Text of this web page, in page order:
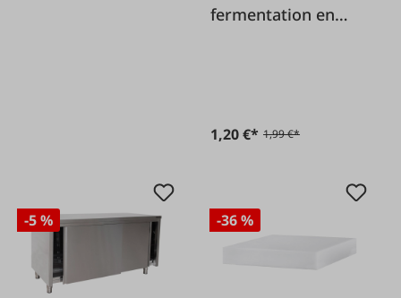
fermentation en
1,20 €* 1,99 €*
-5 % -36 %